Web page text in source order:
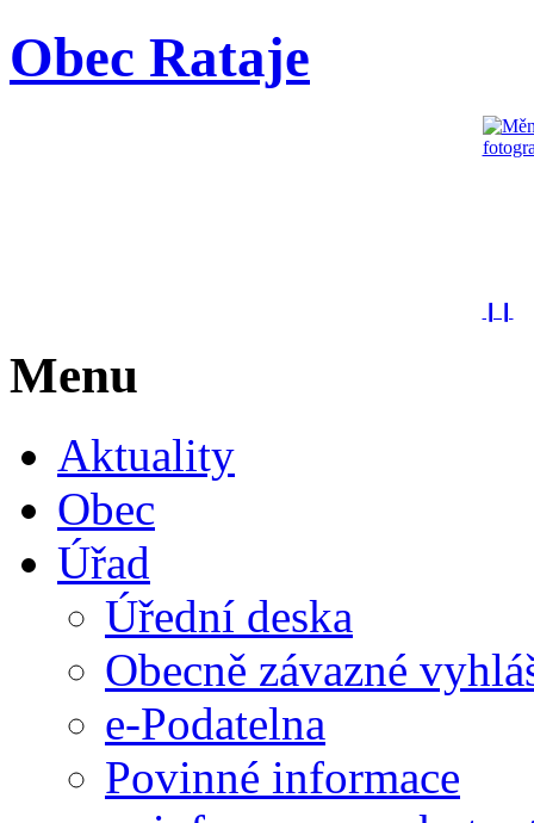
Obec Rataje
Menu
Aktuality
Obec
Úřad
Úřední deska
Obecně závazné
e-Podatelna
Povinné informace